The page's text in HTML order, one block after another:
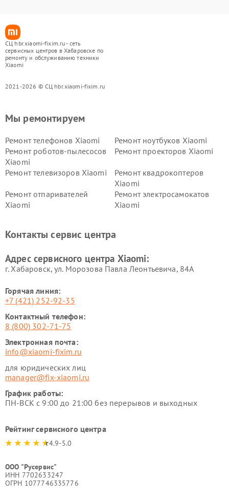
СЦ hbr.xiaomi-fixim.ru - сеть
сервисных центров в Хабаровске по
ремонту и обслуживанию техники
Xiaomi
2021-2026 © СЦ hbr.xiaomi-fixim.ru
Мы ремонтируем
Ремонт телефонов Xiaomi
Ремонт ноутбуков Xiaomi
Ремонт роботов-пылесосов
Xiaomi
Ремонт проекторов Xiaomi
Ремонт телевизоров Xiaomi
Ремонт квадрокоптеров
Xiaomi
Ремонт отпаривателей
Xiaomi
Ремонт электросамокатов
Xiaomi
Ремонт стиральных машин
Ремонт смарт-часов Xiaomi
Контакты сервис центра
Адрес сервисного центра Xiaomi:
г. Хабаровск, ул. Морозова Павла Леонтьевича, 84А
Горячая линия:
+7 (421) 252-92-35
Контактный телефон:
8 (800) 302-71-75
Электронная почта:
info@xiaomi-fixim.ru
для юридических лиц
manager@fix-xiaomi.ru
График работы:
ПН-ВСК с 9:00 до 21:00 без перерывов и выходных
Рейтинг сервисного центра
4.9-5.0
ООО "Русервис"
ИНН 7702633247
ОГРН 1077746335776